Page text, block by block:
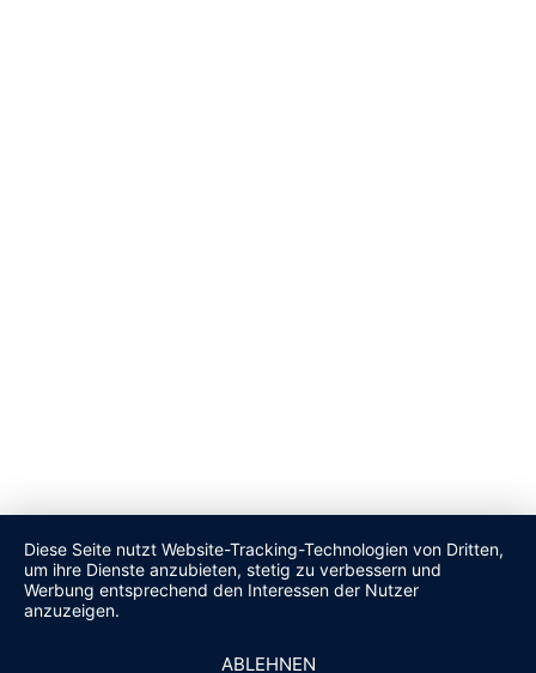
Diese Seite nutzt Website-Tracking-Technologien von Dritten,
um ihre Dienste anzubieten, stetig zu verbessern und
Werbung entsprechend den Interessen der Nutzer
anzuzeigen.
ABLEHNEN